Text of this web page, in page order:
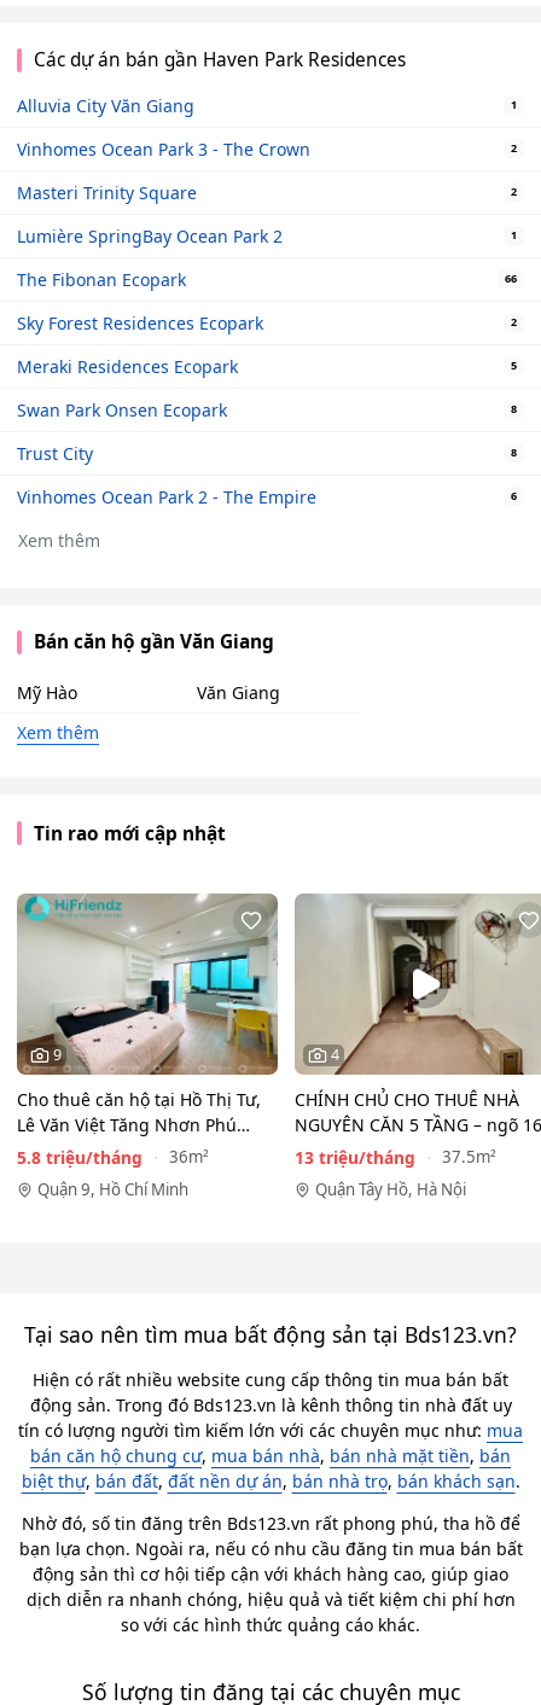
Các dự án bán gần Haven Park Residences
Alluvia City Văn Giang 1
Vinhomes Ocean Park 3 - The Crown 2
Masteri Trinity Square 2
Lumière SpringBay Ocean Park 2 1
The Fibonan Ecopark 66
Sky Forest Residences Ecopark 2
Meraki Residences Ecopark 5
Swan Park Onsen Ecopark 8
Trust City 8
Vinhomes Ocean Park 2 - The Empire 6
Xem thêm
Bán căn hộ gần Văn Giang
Mỹ Hào
Văn Giang
Xem thêm
Tin rao mới cập nhật
9
Cho thuê căn hộ tại Hồ Thị Tư,
Lê Văn Việt Tăng Nhơn Phú
Quận 9(cũ) Thủ…
5.8 triệu/tháng
36m²
Quận 9, Hồ Chí Minh
4
CHÍNH CHỦ CHO THUÊ NHÀ
NGUYÊN CĂN 5 TẦNG – ngõ
Đồng Cổ, Tây Hồ
13 triệu/tháng
37.5m²
Quận Tây Hồ, Hà Nội
Tại sao nên tìm mua bất động sản tại Bds123.vn?
Hiện có rất nhiều website cung cấp thông tin mua bán bất
động sản. Trong đó Bds123.vn là kênh thông tin nhà đất uy
tín có lượng người tìm kiếm lớn với các chuyên mục như: mua
bán căn hộ chung cư, mua bán nhà, bán nhà mặt tiền, bán
biệt thự, bán đất, đất nền dự án, bán nhà trọ, bán khách sạn.
Nhờ đó, số tin đăng trên Bds123.vn rất phong phú, tha hồ để
bạn lựa chọn. Ngoài ra, nếu có nhu cầu đăng tin mua bán bất
động sản thì cơ hội tiếp cận với khách hàng cao, giúp giao
dịch diễn ra nhanh chóng, hiệu quả và tiết kiệm chi phí hơn
so với các hình thức quảng cáo khác.
Số lượng tin đăng tại các chuyên mục